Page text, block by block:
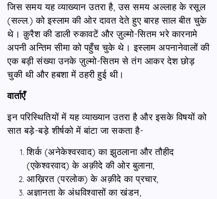
जिस समय यह व्याख्यान उतरा है, उस समय अल्लाह के रसूल
(सल्ल.) को इस्लाम की ओर दावत देते हुए बारह साल बीत चुके
थे। क़ुरैश की डाली रुकावटें और ज़ुल्मो-सितम भरे कारनामे
अपनी अन्तिम सीमा को पहुँच चुके थे। इस्लाम अपनानेवालों की
एक बड़ी संख्या उनके ज़ुल्मो-सितम से तंग आकर देश छोड़
चुकी थी और हबशा में ठहरी हुई थी।
वार्ताएँ
इन परिस्थितियों में यह व्याख्यान उतरा है और इसके विषयों को
सात बड़े-बड़े शीर्षको में बांटा जा सकता है-
शिर्क (अनेकेश्वरवाद) का झुठलाना और तौहीद
(एकेश्वरवाद) के अक़ीदे की ओर बुलाना,
आख़िरत (परलोक) के अक़ीदे का प्रचार,
अज्ञानता के अंधविश्वासों का खंडन,